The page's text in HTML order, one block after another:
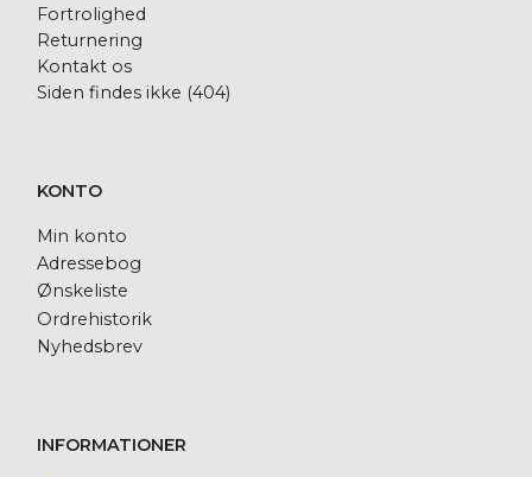
Fortrolighed
Returnering
Kontakt os
Siden findes ikke (404)
KONTO
Min konto
Adressebog
Ønskeliste
Ordrehistorik
Nyhedsbrev
INFORMATIONER